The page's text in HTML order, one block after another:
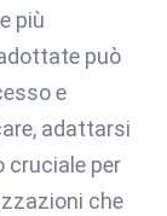
più
può
e
adattarsi
cruciale per
che